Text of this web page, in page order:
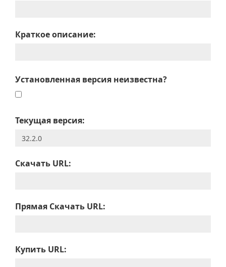
Краткое описание:
Установленная версия неизвестна?
Текущая версия:
Скачать URL:
Прямая Скачать URL:
Купить URL: